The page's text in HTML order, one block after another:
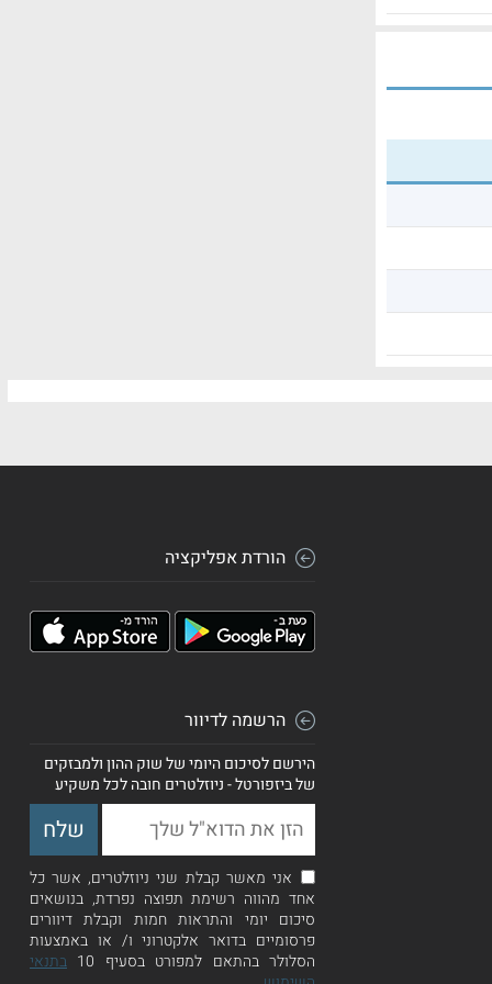
הורדת אפליקציה
הרשמה לדיוור
הירשם לסיכום היומי של שוק ההון ולמבזקים
של ביזפורטל - ניוזלטרים חובה לכל משקיע
אני מאשר קבלת שני ניוזלטרים, אשר כל
אחד מהווה רשימת תפוצה נפרדת, בנושאים
סיכום יומי והתראות חמות וקבלת דיוורים
פרסומיים בדואר אלקטרוני ו/ או באמצעות
הסלולר בהתאם למפורט בסעיף 10
בתנאי